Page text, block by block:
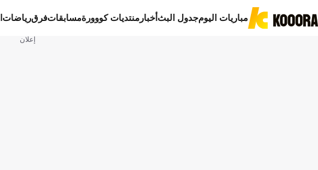
مباريات اليومجدول البثأخبار منتديات كووورةمسابقاتفرقرياضات
إعلان